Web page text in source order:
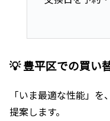
💡 豊平区での買い
「いま最適な性能」
提案します。